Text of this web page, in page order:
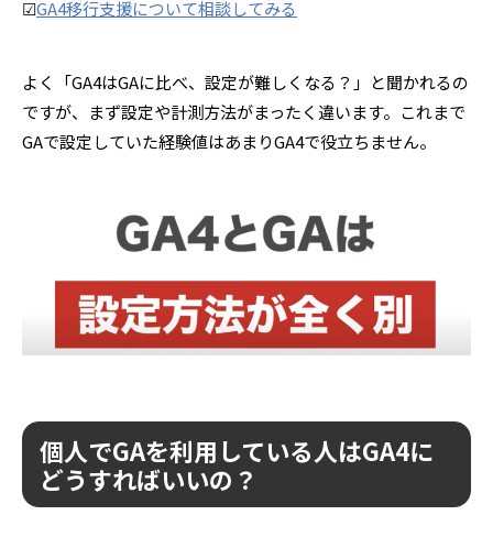
☑︎GA4移行支援について相談してみる
よく「GA4はGAに比べ、設定が難しくなる？」と聞かれるの
ですが、まず設定や計測方法がまったく違います。これまで
GAで設定していた経験値はあまりGA4で役立ちません。
個人でGAを利用している人はGA4に
どうすればいいの？